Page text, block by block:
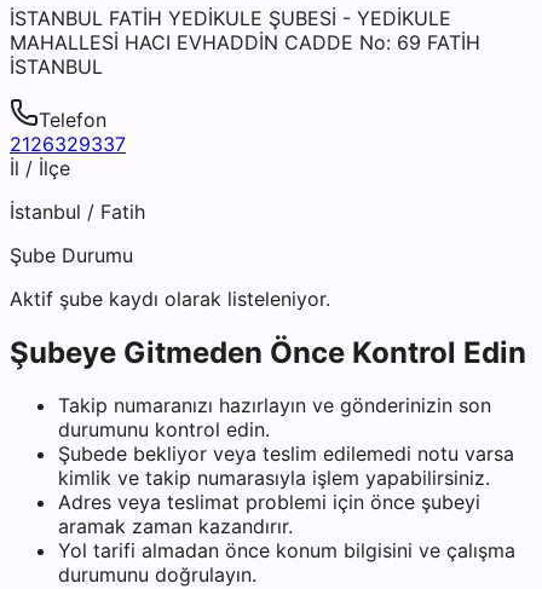
İSTANBUL FATİH YEDİKULE ŞUBESİ - YEDİKULE
MAHALLESİ HACI EVHADDİN CADDE No: 69 FATİH
İSTANBUL
Telefon
2126329337
İl / İlçe
İstanbul / Fatih
Şube Durumu
Aktif şube kaydı olarak listeleniyor.
Şubeye Gitmeden Önce Kontrol Edin
Takip numaranızı hazırlayın ve gönderinizin son
durumunu kontrol edin.
Şubede bekliyor veya teslim edilemedi notu varsa
kimlik ve takip numarasıyla işlem yapabilirsiniz.
Adres veya teslimat problemi için önce şubeyi
aramak zaman kazandırır.
Yol tarifi almadan önce konum bilgisini ve çalışma
durumunu doğrulayın.